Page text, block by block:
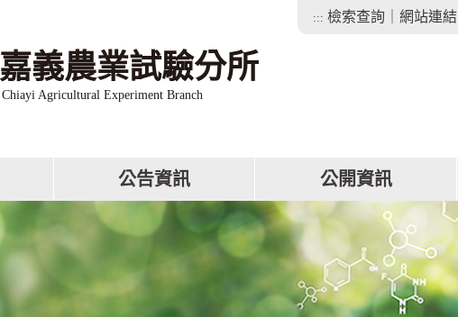
嘉義農業試驗分所
Chiayi Agricultural Experiment Branch
::: 檢索查詢 網站連結
公告資訊 公開資訊